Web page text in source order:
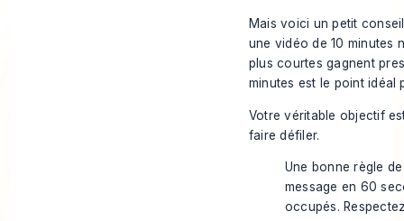
Mais voici un petit
une vidéo de 10 minutes
plus courtes gagnent
minutes est le point idéal
Votre véritable objectif
faire défiler.
Une bonne règle
message en 60
occupés.